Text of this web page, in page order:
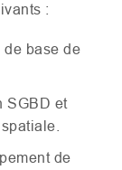
:
de base de
SGBD et
de